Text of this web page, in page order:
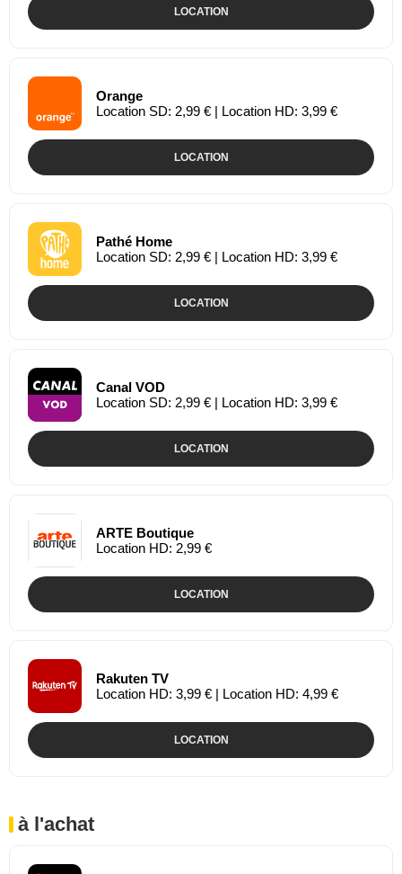
LOCATION
Orange
Location SD: 2,99 € | Location HD: 3,99 €
LOCATION
Pathé Home
Location SD: 2,99 € | Location HD: 3,99 €
LOCATION
Canal VOD
Location SD: 2,99 € | Location HD: 3,99 €
LOCATION
ARTE Boutique
Location HD: 2,99 €
LOCATION
Rakuten TV
Location HD: 3,99 € | Location HD: 4,99 €
LOCATION
à l'achat